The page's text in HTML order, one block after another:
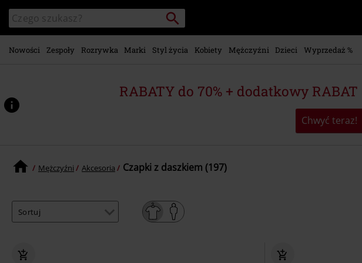
głównej
zawartości
Wyszukaj
katalog
Szukaj
Nowości Zespoły Rozrywka Marki Styl życia Kobiety Mężczyźni Dzieci Wyprzedaż %
RABATY do 70% + dodatkowy RABAT
Chwyć teraz!
Mężczyźni Akcesoria Czapki z daszkiem (197)